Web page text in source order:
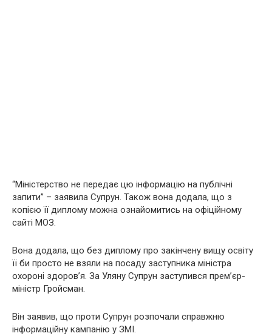
“Міністерство не передає цю інформацію на публічні
запити” – заявила Супрун. Також вона додала, що з
копією її диплому можна ознайомитись на офіційному
сайті МОЗ.
Вона додала, що без диплому про закінчену вищу освіту
її би просто не взяли на посаду заступника міністра
охороні здоров’я. За Уляну Супрун заступився прем’єр-
міністр Гройсман.
Він заявив, що проти Супрун розпочали справжню
інформаційну кампанію у ЗМІ.